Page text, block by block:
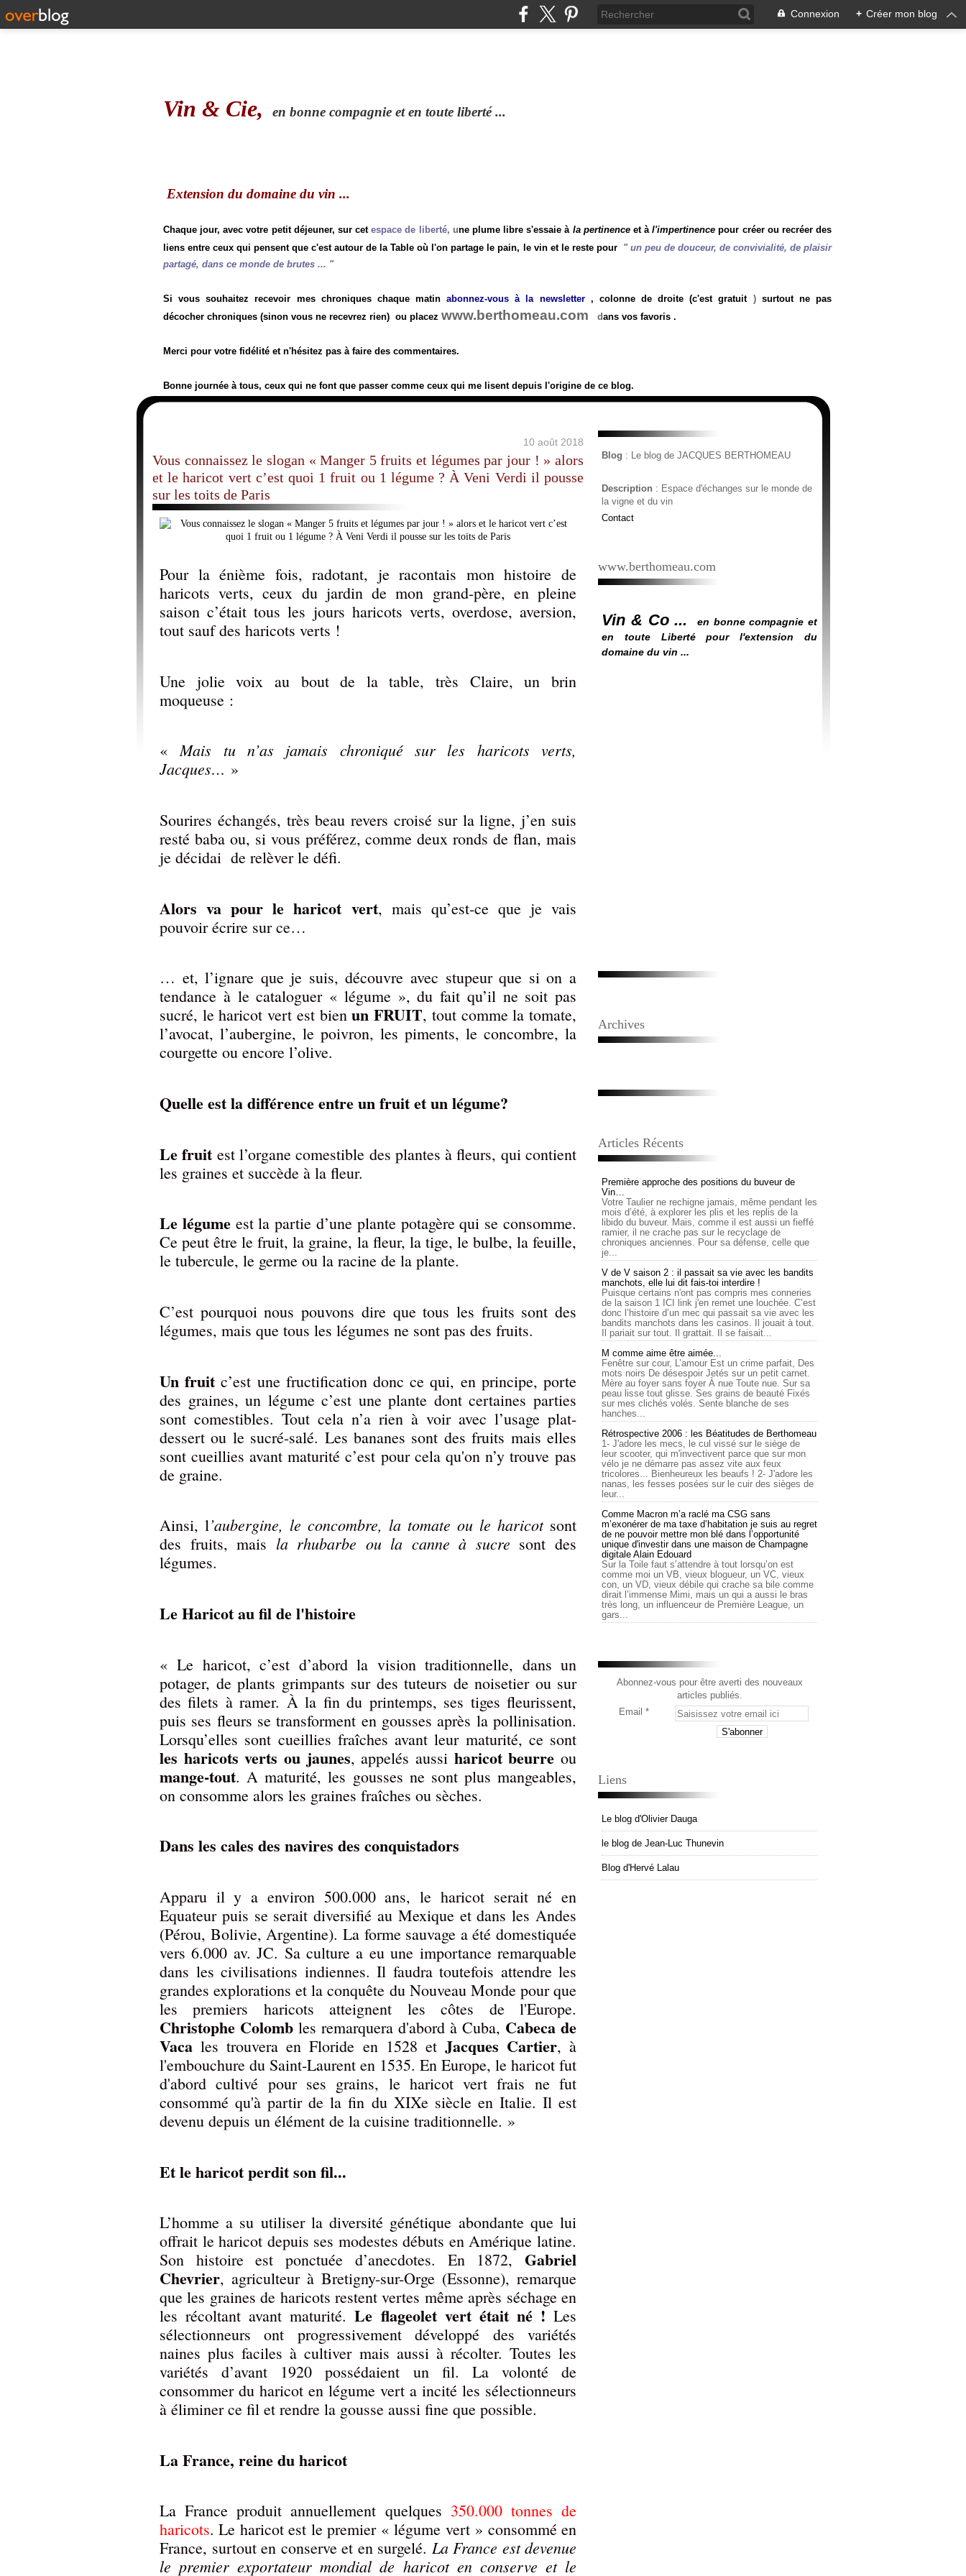
Connexion + Créer mon blog
Vin & Cie, en bonne compagnie et en toute liberté ...
Extension du domaine du vin ...
Chaque jour, avec votre petit déjeuner, sur cetespace de liberté, une plume libre s'essaie à la pertinenceet àl'impertinence pour créer ou recréer des
liens entre ceux qui pensent que c'est autour de la Table où l'on partage le pain, le vin et le reste pour "un peu de douceur, de convivialité, de plaisir
partagé, dans ce monde de brutes ... "
Si vous souhaitez recevoir mes chroniques chaque matinabonnez-vous à la newsletter, colonne de droite (c'est gratuit) surtout ne pas
décocher chroniques (sinon vous ne recevrez rien) ou placez www.berthomeau.com dans vos favoris .
Merci pour votre fidélité et n'hésitez pas à faire des commentaires.
Bonne journée à tous, ceux qui ne font que passer comme ceux qui me lisent depuis l'origine de ce blog.
10 août 2018
Vous connaissez le slogan « Manger 5 fruits et légumes par jour ! » alors
et le haricot vert c’est quoi 1 fruit ou 1 légume ? À Veni Verdi il pousse
sur les toits de Paris
Pour la énième fois, radotant, je racontais mon histoire de
haricots verts, ceux du jardin de mon grand-père, en pleine
saison c’était tous les jours haricots verts, overdose, aversion,
tout sauf des haricots verts !
Une jolie voix au bout de la table, très Claire, un brin
moqueuse :
«Mais tu n’as jamais chroniqué sur les haricots verts,
Jacques… »
Sourires échangés, très beau revers croisé sur la ligne, j’en suis
resté baba ou, si vous préférez, comme deux ronds de flan, mais
je décidai de relèver le défi.
Alors va pour le haricot vert, mais qu’est-ce que je vais
pouvoir écrire sur ce…
… et, l’ignare que je suis, découvre avec stupeur que si on a
tendance à le cataloguer « légume », du fait qu’il ne soit pas
sucré, le haricot vert est bienun FRUIT, tout comme la tomate,
l’avocat, l’aubergine, le poivron, les piments, le concombre, la
courgette ou encore l’olive.
Quelle est la différence entre un fruit et un légume?
Le fruit est l’organe comestible des plantes à fleurs, qui contient
les graines et succède à la fleur.
Le légumeest la partie d’une plante potagère qui se consomme.
Ce peut être le fruit, la graine, la fleur, la tige, le bulbe, la feuille,
le tubercule, le germe ou la racine de la plante.
C’est pourquoi nous pouvons dire que tous les fruits sont des
légumes, mais que tous les légumes ne sont pas des fruits.
Un fruit c’est une fructification donc ce qui, en principe, porte
des graines, un légume c’est une plante dont certaines parties
sont comestibles. Tout cela n’a rien à voir avec l’usage plat-
dessert ou le sucré-salé. Les bananes sont des fruits mais elles
sont cueillies avant maturité c’est pour cela qu'on n’y trouve pas
de graine.
Ainsi, l’aubergine, le concombre, la tomate ou le haricotsont
des fruits, mais la rhubarbe ou la canne à sucre sont des
légumes.
Le Haricot au fil de l'histoire
« Le haricot, c’est d’abord la vision traditionnelle, dans un
potager, de plants grimpants sur des tuteurs de noisetier ou sur
des filets à ramer. À la fin du printemps, ses tiges fleurissent,
puis ses fleurs se transforment en gousses après la pollinisation.
Lorsqu’elles sont cueillies fraîches avant leur maturité, ce sont
les haricots verts ou jaunes, appelés aussi haricot beurre ou
mange-tout. A maturité, les gousses ne sont plus mangeables,
on consomme alors les graines fraîches ou sèches.
Dans les cales des navires des conquistadors
Apparu il y a environ 500.000 ans, le haricot serait né en
Equateur puis se serait diversifié au Mexique et dans les Andes
(Pérou, Bolivie, Argentine). La forme sauvage a été domestiquée
vers 6.000 av. JC. Sa culture a eu une importance remarquable
dans les civilisations indiennes. Il faudra toutefois attendre les
grandes explorations et la conquête du Nouveau Monde pour que
les premiers haricots atteignent les côtes de l'Europe.
Christophe Colomb les remarquera d'abord à Cuba, Cabeca de
Vacales trouvera en Floride en 1528 et Jacques Cartier, à
l'embouchure du Saint-Laurent en 1535. En Europe, le haricot fut
d'abord cultivé pour ses grains, le haricot vert frais ne fut
consommé qu'à partir de la fin du XIXe siècle en Italie. Il est
devenu depuis un élément de la cuisine traditionnelle. »
Et le haricot perdit son fil...
L’homme a su utiliser la diversité génétique abondante que lui
offrait le haricot depuis ses modestes débuts en Amérique latine.
Son histoire est ponctuée d’anecdotes. En 1872, Gabriel
Chevrier, agriculteur à Bretigny-sur-Orge (Essonne), remarque
que les graines de haricots restent vertes même après séchage en
les récoltant avant maturité.Le flageolet vert était né !Les
sélectionneurs ont progressivement développé des variétés
naines plus faciles à cultiver mais aussi à récolter. Toutes les
variétés d’avant 1920 possédaient un fil. La volonté de
consommer du haricot en légume vert a incité les sélectionneurs
à éliminer ce fil et rendre la gousse aussi fine que possible.
La France, reine du haricot
La France produit annuellement quelques 350.000 tonnes de
haricots. Le haricot est le premier « légume vert » consommé en
France, surtout en conserve et en surgelé. La France est devenue
le premier exportateur mondial de haricot en conserve et le
Blog : Le blog de JACQUES BERTHOMEAU
Description : Espace d'échanges sur le monde de
la vigne et du vin
Contact
www.berthomeau.com
Vin & Co ...
en bonne compagnie et
en toute Liberté pour l'extension du
domaine du vin ...
Archives
Articles Récents
Première approche des positions du buveur de
Vin…
Votre Taulier ne rechigne jamais, même pendant les
mois d’été, à explorer les plis et les replis de la
libido du buveur. Mais, comme il est aussi un fieffé
ramier, il ne crache pas sur le recyclage de
chroniques anciennes. Pour sa défense, celle que
je...
V de V saison 2 : il passait sa vie avec les bandits
manchots, elle lui dit fais-toi interdire !
Puisque certains n'ont pas compris mes conneries
de la saison 1 ICI link j'en remet une louchée. C’est
donc l’histoire d’un mec qui passait sa vie avec les
bandits manchots dans les casinos. Il jouait à tout.
Il pariait sur tout. Il grattait. Il se faisait...
M comme aime être aimée...
Fenêtre sur cour, L’amour Est un crime parfait, Des
mots noirs De désespoir Jetés sur un petit carnet.
Mère au foyer sans foyer À nue Toute nue. Sur sa
peau lisse tout glisse. Ses grains de beauté Fixés
sur mes clichés volés. Sente blanche de ses
hanches...
Rétrospective 2006 : les Béatitudes de Berthomeau
1- J'adore les mecs, le cul vissé sur le siège de
leur scooter, qui m'invectivent parce que sur mon
vélo je ne démarre pas assez vite aux feux
tricolores... Bienheureux les beaufs ! 2- J'adore les
nanas, les fesses posées sur le cuir des sièges de
leur...
Comme Macron m’a raclé ma CSG sans
m’exonérer de ma taxe d’habitation je suis au regret
de ne pouvoir mettre mon blé dans l’opportunité
unique d'investir dans une maison de Champagne
digitale Alain Edouard
Sur la Toile faut s’attendre à tout lorsqu’on est
comme moi un VB, vieux blogueur, un VC, vieux
con, un VD, vieux débile qui crache sa bile comme
dirait l’immense Mimi, mais un qui a aussi le bras
très long, un influenceur de Première League, un
gars...
Abonnez-vous pour être averti des nouveaux
articles publiés.
Email
Liens
Le blog d'Olivier Dauga
le blog de Jean-Luc Thunevin
Blog d'Hervé Lalau